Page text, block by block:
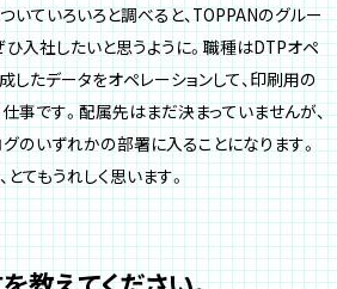
いていろいろと調べると、TOPPANのグルー
ひ入社したいと思うように。職種はDTPオペ
したデータをオペレーションして、印刷用の
事です。配属先はまだ決まっていませんが、
のいずれかの部署に入ることになります。
てもうれしく思います。